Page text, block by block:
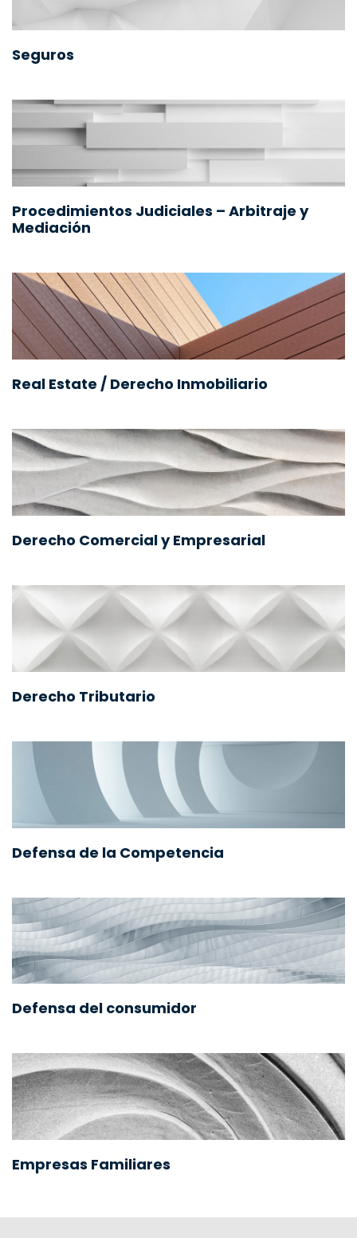
Seguros
Procedimientos Judiciales – Arbitraje y
Mediación
Real Estate / Derecho Inmobiliario
Derecho Comercial y Empresarial
Derecho Tributario
Defensa de la Competencia
Defensa del consumidor
Empresas Familiares